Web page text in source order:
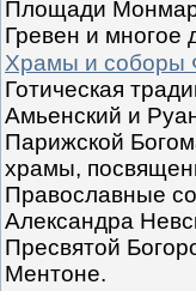
Площади
Гревен и многое
Храмы и соборы
Готическая
Амьенский и
Парижской
храмы,
Православные
Александра
Пресвятой
Ментоне.